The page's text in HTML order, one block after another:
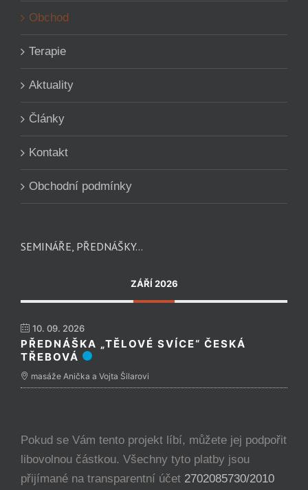
Obchod
Terapie
Aktuality
Články
Kontakt
Obchodní podmínky
SEMINÁŘE, PŘEDNÁŠKY…
ZÁŘÍ 2026
10. 09. 2026
PŘEDNÁŠKA „TĚLOVÉ SVÍCE“ ČESKÁ
TŘEBOVÁ
masáže Anička a Vojta Šilarovi
Pokud se Vám tento projekt líbí, můžete jej podpořit
libovolnou částkou. Všechny tyto platby jsou
přijímané na transparentní účet 2702085730/2010